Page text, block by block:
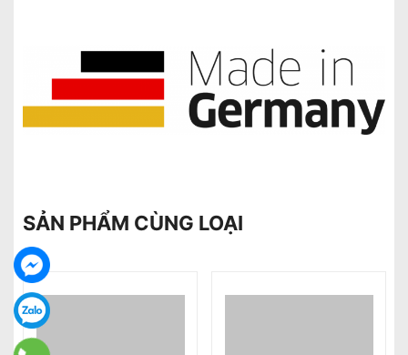
SẢN PHẨM CÙNG LOẠI